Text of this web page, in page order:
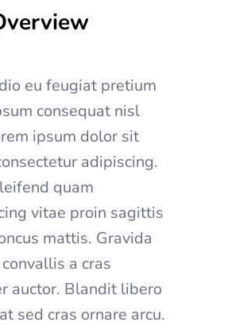
dio eu feugiat pretium
consequat nisl
ipsum dolor sit
adipiscing.
quam
vitae proin sagittis
mattis. Gravida
a cras
auctor. Blandit libero
sed cras ornare arcu.